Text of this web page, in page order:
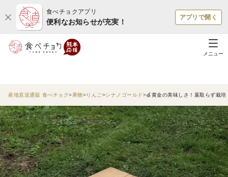
食べチョクアプリ
便利なお知らせが充実！
アプリで開く
メニュー
産地直送通販 食べチョク 果物 りんご シナノゴールド 🍏黄金の美味しさ！葉取らず栽